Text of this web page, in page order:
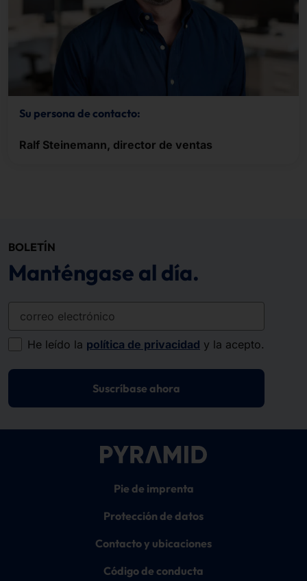
Su persona de contacto:
Ralf Steinemann, director de ventas
BOLETÍN
Manténgase al día.
correo electrónico
He leído la política de privacidad y la acepto.
Suscríbase ahora
Pie de imprenta
Protección de datos
Contacto y ubicaciones
Código de conducta